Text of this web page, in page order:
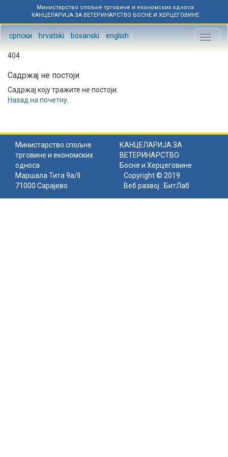
Министарство спољне трговине и економских односа
КАНЦЕЛАРИЈА ЗА ВЕТЕРИНАРСТВО БОСНЕ И ХЕРЦЕГОВИНЕ
српски hrvatski bosanski english
Toggle
404
Садржај не постоји
Садржај коју тражите не постоји.
Назад на почетну
Министарство спољне
трговине и економских
односа
КАНЦЕЛАРИЈА ЗА
ВЕТЕРИНАРСТВО
Босне и Херцеговине
Маршала Тита 9а/II
71000 Сарајево
Copyright © 2019
Веб развој : БитЛаб